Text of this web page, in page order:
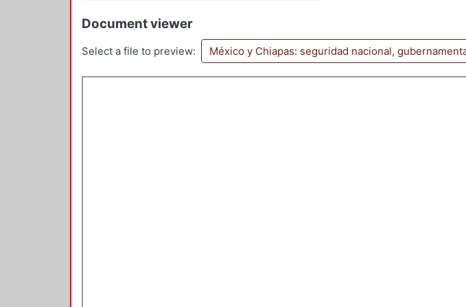
Document viewer
Select a file to preview: México y Chiapas: seguridad nacional,